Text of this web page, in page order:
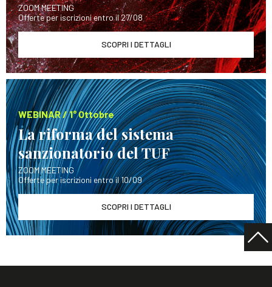
ZOOM MEETING
Offerte per iscrizioni entro il 27/08
SCOPRI I DETTAGLI
WEBINAR / 1° Ottobre
La riforma del sistema
sanzionatorio del TUF
ZOOM MEETING
Offerte per iscrizioni entro il 10/09
SCOPRI I DETTAGLI